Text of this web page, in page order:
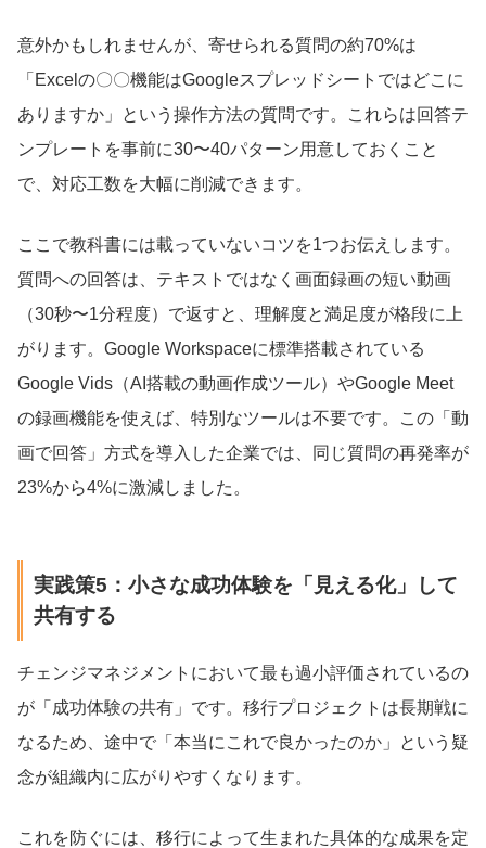
意外かもしれませんが、寄せられる質問の約70%は
「Excelの〇〇機能はGoogleスプレッドシートではどこに
ありますか」という操作方法の質問です。これらは回答テ
ンプレートを事前に30〜40パターン用意しておくこと
で、対応工数を大幅に削減できます。
ここで教科書には載っていないコツを1つお伝えします。
質問への回答は、テキストではなく画面録画の短い動画
（30秒〜1分程度）で返すと、理解度と満足度が格段に上
がります。Google Workspaceに標準搭載されている
Google Vids（AI搭載の動画作成ツール）やGoogle Meet
の録画機能を使えば、特別なツールは不要です。この「動
画で回答」方式を導入した企業では、同じ質問の再発率が
23%から4%に激減しました。
実践策5：小さな成功体験を「見える化」して
共有する
チェンジマネジメントにおいて最も過小評価されているの
が「成功体験の共有」です。移行プロジェクトは長期戦に
なるため、途中で「本当にこれで良かったのか」という疑
念が組織内に広がりやすくなります。
これを防ぐには、移行によって生まれた具体的な成果を定